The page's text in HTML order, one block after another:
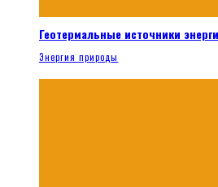
Геотермальные источники
Энергия природы